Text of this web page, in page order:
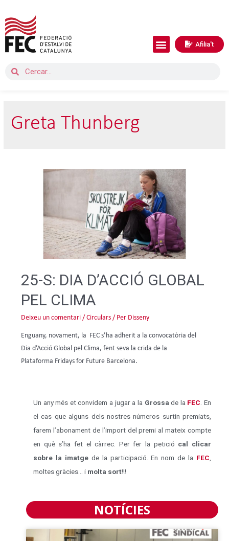
Afilia't
Greta Thunberg
25-S: DIA D’ACCIÓ GLOBAL
PEL CLIMA
Deixeu un comentari /Circulars / Per Disseny
Enguany, novament, la FEC s’ha adherit a la convocatòria del
Dia d’Acció Global pel Clima, fent seva la crida de la
Plataforma Fridays for Future Barcelona.
Un any més et convidem a jugar a la Grossa de la FEC. En
el cas que alguns dels nostres números surtin premiats,
farem l’abonament de l’import del premi al mateix compte
en què s’ha fet el càrrec. Per fer la petició cal clicar
sobre la imatgede la participació. En nom de la FEC,
moltes gràcies… i molta sort!!!
NOTÍCIES